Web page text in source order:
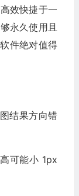
效快捷于一
永久使用且
件绝对值得
结果方向错
可能小 1px